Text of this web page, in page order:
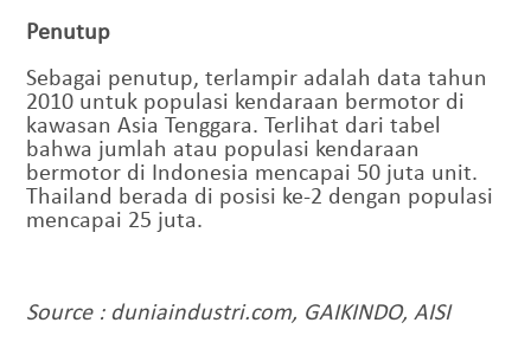
Penutup
Sebagai penutup, terlampir adalah data tahun
2010 untuk populasi kendaraan bermotor di
kawasan Asia Tenggara. Terlihat dari tabel
bahwa jumlah atau populasi kendaraan
bermotor di Indonesia mencapai 50 juta unit.
Thailand berada di posisi ke-2 dengan populasi
mencapai 25 juta.
Source : duniaindustri.com, GAIKINDO, AISI